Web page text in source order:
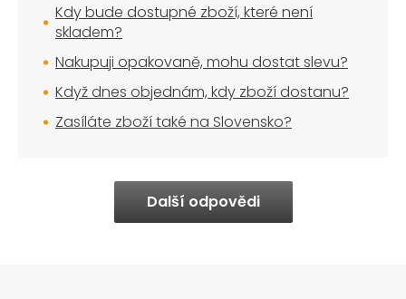
Kdy bude dostupné zboží, které není
skladem?
Nakupuji opakovaně, mohu dostat slevu?
Když dnes objednám, kdy zboží dostanu?
Zasíláte zboží také na Slovensko?
Další odpovědi